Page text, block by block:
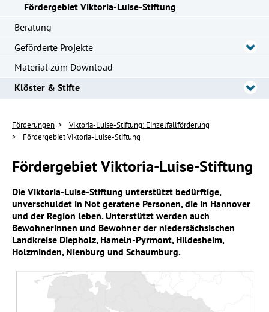
Fördergebiet Viktoria-Luise-Stiftung
Beratung
Geförderte Projekte
Material zum Download
Klöster & Stifte
Förderungen
Viktoria-Luise-Stiftung: Einzelfallförderung
Fördergebiet Viktoria-Luise-Stiftung
Fördergebiet Viktoria-Luise-Stiftung
Die Viktoria-Luise-Stiftung unterstützt bedürftige,
unverschuldet in Not geratene Personen, die in Hannover
und der Region leben. Unterstützt werden auch
Bewohnerinnen und Bewohner der niedersächsischen
Landkreise Diepholz, Hameln-Pyrmont, Hildesheim,
Holzminden, Nienburg und Schaumburg.